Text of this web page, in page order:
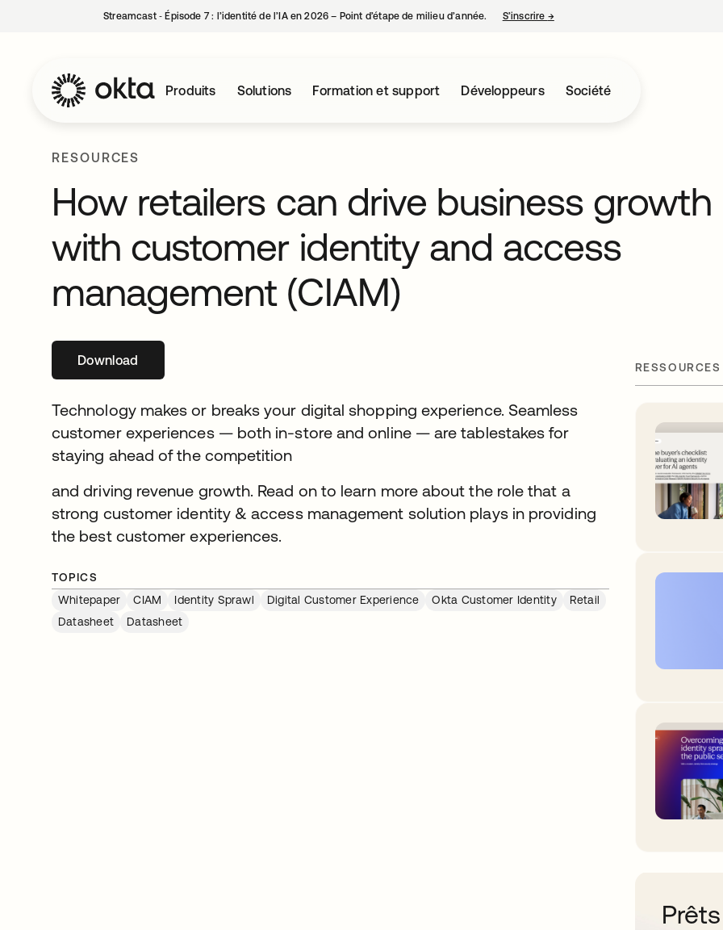
Streamcast ‑ Épisode 7 : l’identité de l’IA en 2026 – Point d’étape de milieu d’année. S’inscrire →s’ouvre dans un nouvel onglet
Produits Solutions Formation et support Développeurs Société
RESOURCES
How retailers can drive business growth
with customer identity and access
management (CIAM)
Downloads’ouvre dans un nouvel onglet
Technology makes or breaks your digital shopping experience. Seamless
customer experiences — both in-store and online — are tablestakes for
staying ahead of the competition
and driving revenue growth. Read on to learn more about the role that a
strong customer identity & access management solution plays in providing
the best customer experiences.
TOPICS
Whitepaper
CIAM Identity Sprawl Digital Customer Experience Okta Customer Identity
Retail
Datasheet
Datasheet